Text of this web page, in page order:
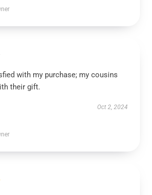
with my purchase; my cousins
their gift.
Oct 2, 2024